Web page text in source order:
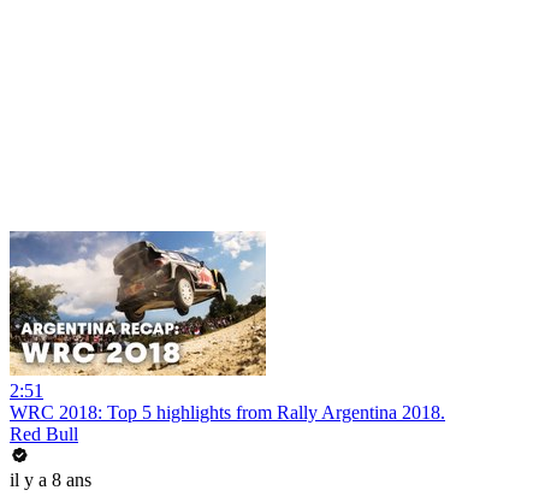
2:51
WRC 2018: Top 5 highlights from Rally Argentina 2018.
Red Bull
il y a 8 ans